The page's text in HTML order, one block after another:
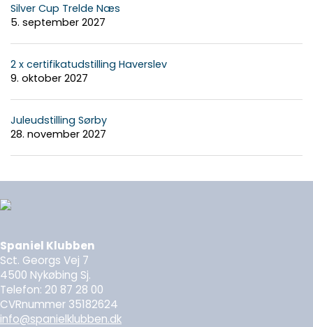
Silver Cup Trelde Næs
5. september 2027
2 x certifikatudstilling Haverslev
9. oktober 2027
Juleudstilling Sørby
28. november 2027
Spaniel Klubben
Sct. Georgs Vej 7
4500 Nykøbing Sj.
Telefon: 20 87 28 00
CVRnummer 35182624
info@spanielklubben.dk